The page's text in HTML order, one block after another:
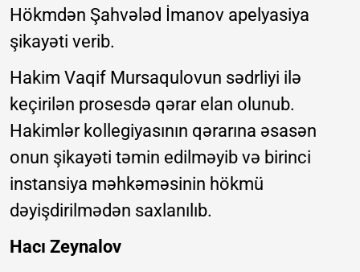
Hökmdən Şahvələd İmanov apelyasiya
şikayəti verib.
Hakim Vaqif Mursaqulovun sədrliyi ilə
keçirilən prosesdə qərar elan olunub.
Hakimlər kollegiyasının qərarına əsasən
onun şikayəti təmin edilməyib və birinci
instansiya məhkəməsinin hökmü
dəyişdirilmədən saxlanılıb.
Hacı Zeynalov